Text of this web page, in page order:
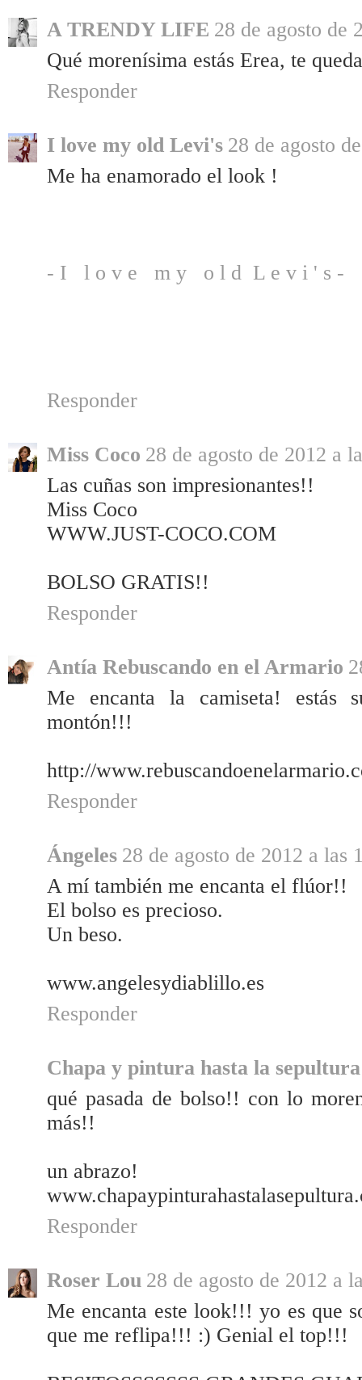
A TRENDY LIFE 28 de agosto de
Qué morenísima estás Erea, te
Responder
I love my old Levi's 28 de agosto
Me ha enamorado el look !
- I l o v e m y o l d L e v i ' s -
Responder
Miss Coco 28 de agosto de 2012 a
Las cuñas son impresionantes!!
Miss Coco
WWW.JUST-COCO.COM
BOLSO GRATIS!!
Responder
Antía Rebuscando en el Armario
Me encanta la camiseta! estás
montón!!!
http://
Responder
Ángeles 28 de agosto de 2012 a las
A mí también me encanta el flúor!!
El bolso es precioso.
Un beso.
www.angelesydiablillo.es
Responder
Chapa y pintura hasta la sepultura
qué pasada de bolso!! con lo
más!!
un abrazo!
Responder
Roser Lou 28 de agosto de 2012 a
Me encanta este look!!! yo es que
que me reflipa!!! :) Genial el top!!!